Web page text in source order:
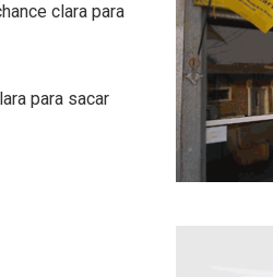
clara para
para sacar